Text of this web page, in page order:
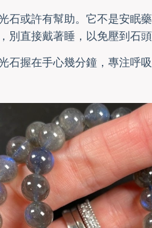
石或許有幫助。它不是安眠
別直接戴著睡，以免壓到石頭
石握在手心幾分鐘，專注呼